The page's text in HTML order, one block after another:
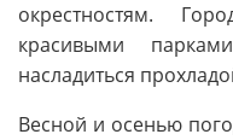
окрестностям.
красивыми
насладиться
Весной и осенью